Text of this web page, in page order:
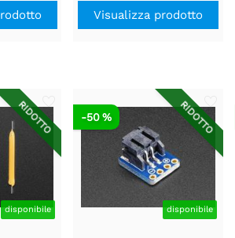
Visualizza prodotto
RIDOTTO
disponibile
RIDOTTO
disponibile
-50 %